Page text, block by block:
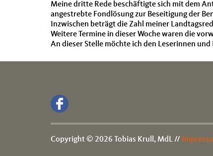
Meine dritte Rede beschäftigte sich mit dem
angestrebte Fondlösung zur Beseitigung der
Inzwischen beträgt die Zahl meiner
Weitere Termine in dieser Woche waren die
An dieser Stelle möchte ich den Leserinnen
Copyright © 2026 Tobias Krull, MdL //